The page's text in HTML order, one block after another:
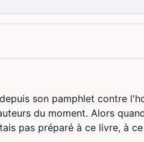
son pamphlet contre
du moment. Alors
pas préparé à ce livre, à